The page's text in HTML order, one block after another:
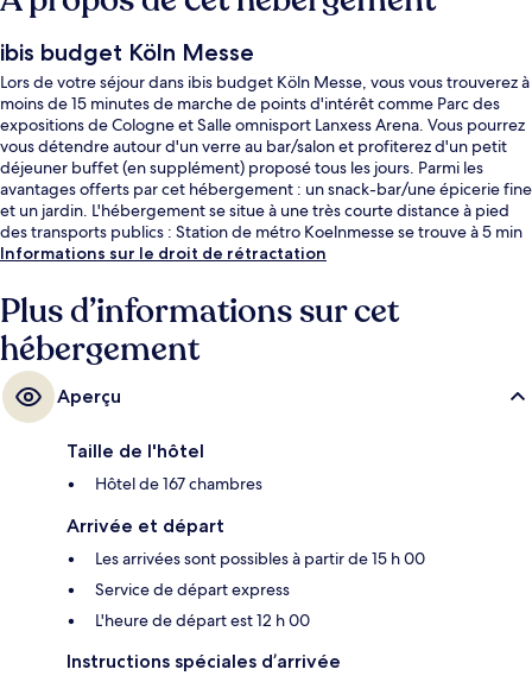
ibis budget Köln Messe
Lors de votre séjour dans ibis budget Köln Messe, vous vous trouverez à
moins de 15 minutes de marche de points d'intérêt comme Parc des
expositions de Cologne et Salle omnisport Lanxess Arena. Vous pourrez
vous détendre autour d'un verre au bar/salon et profiterez d'un petit
déjeuner buffet (en supplément) proposé tous les jours. Parmi les
avantages offerts par cet hébergement : un snack-bar/une épicerie fine
et un jardin. L'hébergement se situe à une très courte distance à pied
des transports publics : Station de métro Koelnmesse se trouve à 5 min
et Station de métro Deutz-Lanxess Arena, à 11 min.
Informations sur le droit de rétractation
Plus d’informations sur cet
hébergement
Aperçu
Taille de l'hôtel
Hôtel de 167 chambres
Arrivée et départ
Les arrivées sont possibles à partir de 15 h 00
Service de départ express
L'heure de départ est 12 h 00
Instructions spéciales d’arrivée